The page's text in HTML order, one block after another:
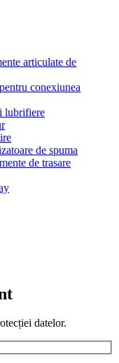
articulate de
conexiunea
lubrifiere
de spuma
de trasare
datelor.